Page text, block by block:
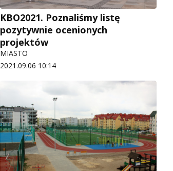
KBO2021. Poznaliśmy listę
pozytywnie ocenionych
projektów
MIASTO
2021.09.06 10:14